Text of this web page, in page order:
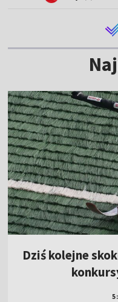
Dziś kolejne